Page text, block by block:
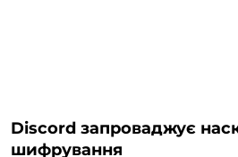
Discord запроваджує
шифрування